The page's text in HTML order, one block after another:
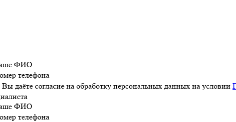
ФИО
телефона
даёте согласие на обработку персональных данных на условии
ФИО
телефона